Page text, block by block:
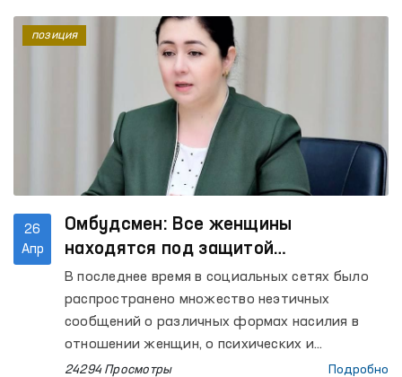
человека, нанесла очередной мониторинговый
визит в исправительную колонию № 22
Ташкентской области.
26
Апр
Омбудсмен: Все женщины
находятся под защитой
государства
В последнее время в социальных сетях было
распространено множество неэтичных
сообщений о различных формах насилия в
отношении женщин, о психических и
физических домогательствах, доводящих их
24294 Просмотры Подробно
позиция